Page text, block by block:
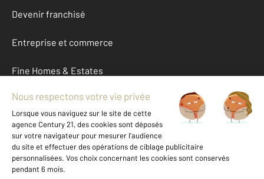
Devenir franchisé
Entreprise et commerce
Fine Homes & Estates
À propos
International
Nous contacter